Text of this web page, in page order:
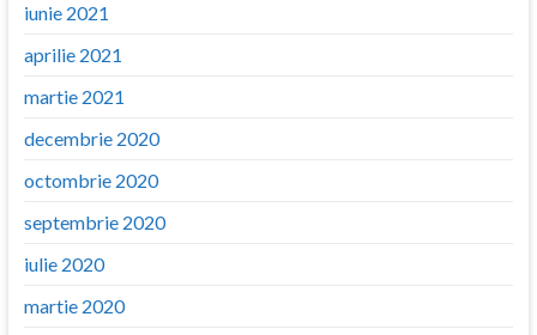
iunie 2021
aprilie 2021
martie 2021
decembrie 2020
octombrie 2020
septembrie 2020
iulie 2020
martie 2020